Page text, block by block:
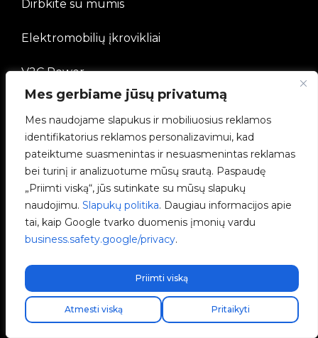
Mes gerbiame jūsų privatumą
Mes naudojame slapukus ir mobiliuosius reklamos
identifikatorius reklamos personalizavimui, kad
pateiktume suasmenintas ir nesuasmenintas reklamas
bei turinį ir analizuotume mūsų srautą. Paspaudę
„Priimti viską“, jūs sutinkate su mūsų slapukų
naudojimu. Slapukų politika. Daugiau informacijos apie
tai, kaip Google tvarko duomenis įmonių vardu
business.safety.google/privacy.
Pritaikyti
Atmesti viską
Priimti viską
Dirbkite su mumis
Elektromobilių įkrovikliai
V2C Power
V2C Cloud
Tinklaraštis
TEISINĖ SISTEMA
Privatumo politika
Slapukų politika
Etikos kanalas